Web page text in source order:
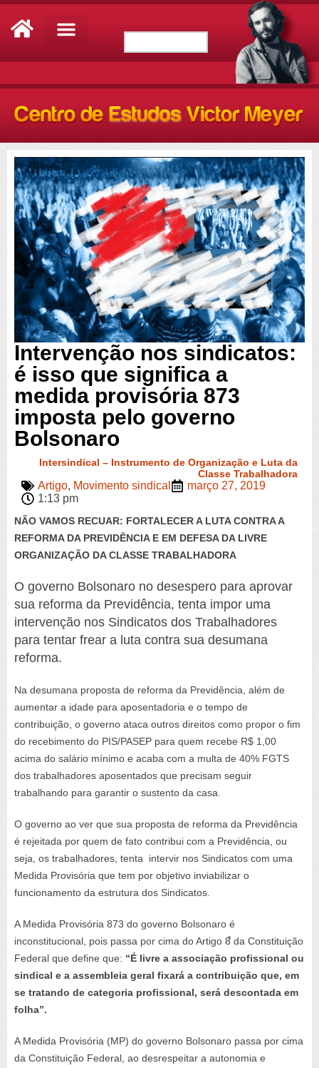
Intervenção nos sindicatos:
é isso que significa a
medida provisória 873
imposta pelo governo
Bolsonaro
Intersindical – Instrumento de Organização e Luta da
Classe Trabalhadora
Artigo, Movimento sindical
março 27, 2019
1:13 pm
NÃO VAMOS RECUAR: FORTALECER A LUTA CONTRA A
REFORMA DA PREVIDÊNCIA E EM DEFESA DA LIVRE
ORGANIZAÇÃO DA CLASSE TRABALHADORA
O governo Bolsonaro no desespero para aprovar
sua reforma da Previdência, tenta impor uma
intervenção nos Sindicatos dos Trabalhadores
para tentar frear a luta contra sua desumana
reforma.
Na desumana proposta de reforma da Previdência, além de
aumentar a idade para aposentadoria e o tempo de
contribuição, o governo ataca outros direitos como propor o fim
do recebimento do PIS/PASEP para quem recebe R$ 1,00
acima do salário mínimo e acaba com a multa de 40% FGTS
dos trabalhadores aposentados que precisam seguir
trabalhando para garantir o sustento da casa.
O governo ao ver que sua proposta de reforma da Previdência
é rejeitada por quem de fato contribui com a Previdência, ou
seja, os trabalhadores, tenta intervir nos Sindicatos com uma
Medida Provisória que tem por objetivo inviabilizar o
funcionamento da estrutura dos Sindicatos.
A Medida Provisória 873 do governo Bolsonaro é
inconstitucional, pois passa por cima do Artigo 8֩ da Constituição
Federal que define que: “É livre a associação profissional ou
sindical e a assembleia geral fixará a contribuição que, em
se tratando de categoria profissional, será descontada em
folha”.
A Medida Provisória (MP) do governo Bolsonaro passa por cima
da Constituição Federal, ao desrespeitar a autonomia e